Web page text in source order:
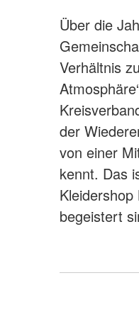
Über die
Verhältnis
der
von einer
kennt. Das
begeistert